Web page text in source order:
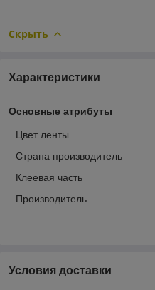
Скрыть
Характеристики
Основные атрибуты
Цвет ленты
Страна производитель
Клеевая часть
Производитель
Условия доставки